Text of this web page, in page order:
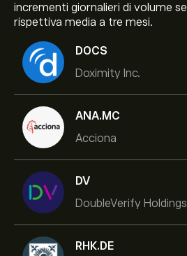
incrementi giornalieri di volume
rispettiva media a tre mesi.
DOCS
Doximity Inc.
ANA.MC
Acciona
DV
DoubleVerify
RHK.DE